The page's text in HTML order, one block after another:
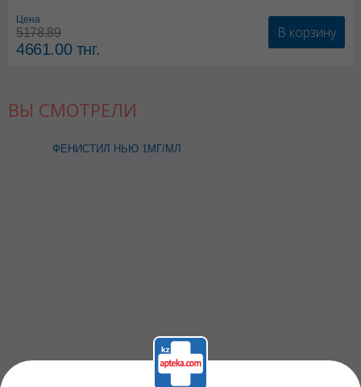
Цена
5178.89
4661.00тнг.
В корзину
ВЫ СМОТРЕЛИ
ФЕНИСТИЛ НЬЮ 1МГ/МЛ